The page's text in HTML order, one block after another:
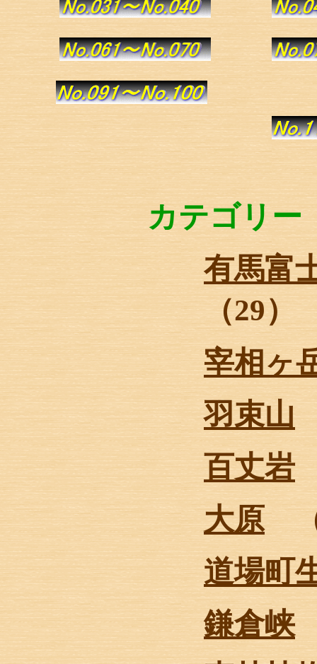
カテゴリー
有馬富
（29）
宰相ヶ
羽束山
百丈岩
大原（
道場町
鎌倉峡